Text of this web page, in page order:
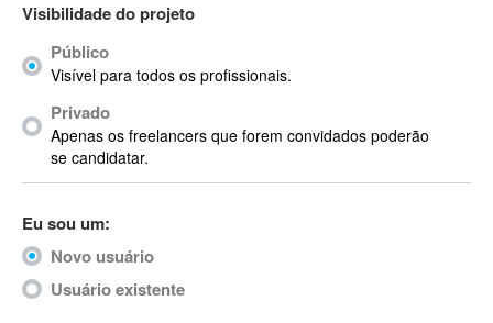
ACID Pro
ACPI
Acrobat
Acrobat X
Acronis
ACT
Actimize
ActionScript
ActionScript 3
Visibilidade do projeto
Público
Visível para todos os profissionais.
Privado
Apenas os freelancers que forem convidados poderão
se candidatar.
Eu sou um:
Novo usuário
Usuário existente